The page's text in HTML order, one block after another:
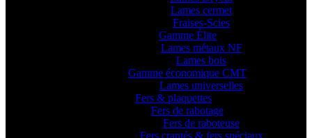
Lames cermet
Fraises-Scies
Gamme Élite
Lames métaux NF
Lames bois
Gamme économique CMT
Lames universelles
Fers & plaquettes
Fers de rabotage
Fers de raboteuse
Fers crantés & fers spéciaux